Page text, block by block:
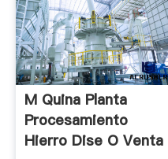
M Quina Planta
Procesamiento
Hierro Dise O Venta